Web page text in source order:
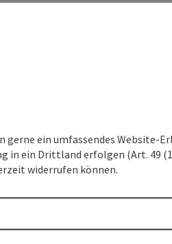
gerne ein umfassendes Website-
in ein Drittland erfolgen (Art. 49
widerrufen können.